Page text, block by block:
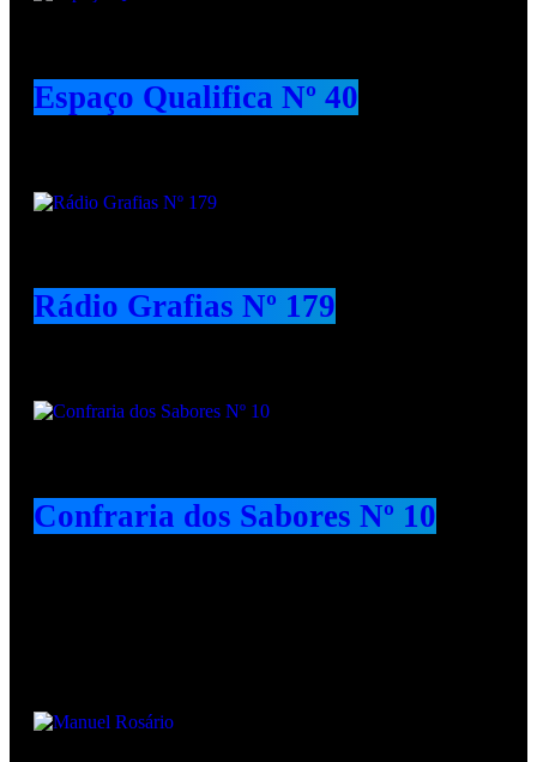
Espaço Qualifica Nº 40
Rádio Grafias Nº 179
Confraria dos Sabores Nº 10